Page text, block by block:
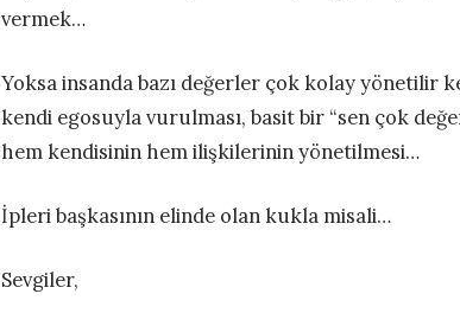
vermek…
Yoksa insanda bazı değerler çok kolay yönetilir
kendi egosuyla vurulması, basit bir “sen çok
hem kendisinin hem ilişkilerinin yönetilmesi…
İpleri başkasının elinde olan kukla misali…
Sevgiler,